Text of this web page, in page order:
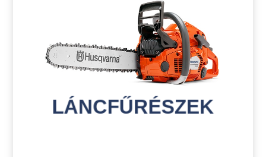
H
LÁNCFŰRÉSZEK
LÁNCFŰRÉSZEK
TOVÁBB A TERMÉKEKHEZ